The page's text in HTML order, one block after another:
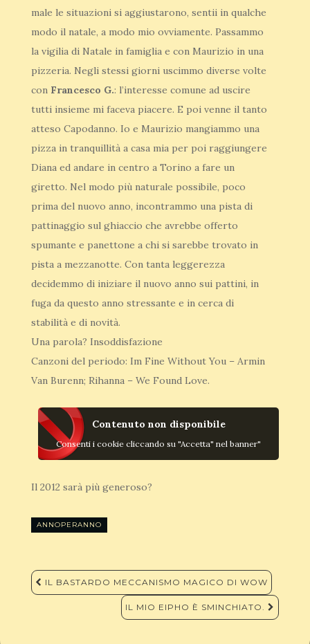
male le situazioni si aggiustarono, sentii in qualche
modo il natale, a modo mio ovviamente. Passammo
la vigilia di Natale in famiglia e con Maurizio in una
pizzeria. Negli stessi giorni uscimmo diverse volte
con Francesco G.: l’interesse comune ad uscire
tutti insieme mi faceva piacere. E poi venne il tanto
atteso Capodanno. Io e Maurizio mangiammo una
pizza in tranquillità a casa mia per poi raggiungere
Diana ed andare in centro a Torino a fare un
giretto. Nel modo più naturale possibile, poco
prima del nuovo anno, incontrammo una pista di
pattinaggio sul ghiaccio che avrebbe offerto
spumante e panettone a chi si sarebbe trovato in
pista a mezzanotte. Con tanta leggerezza
decidemmo di iniziare il nuovo anno sui pattini, in
fuga da questo anno stressante e in cerca di
stabilità e di novità.
Una parola? Insoddisfazione
Canzoni del periodo: Im Fine Without You – Armin
Van Burenn; Rihanna – We Found Love.
Contenuto non disponibile
Consenti i cookie cliccando su "Accetta" nel banner"
Il 2012 sarà più generoso?
ANNOPERANNO
Navigazione
articoli
IL BASTARDO MECCANISMO MAGICO DI WOW
IL MIO EIPHO È SMINCHIATO.